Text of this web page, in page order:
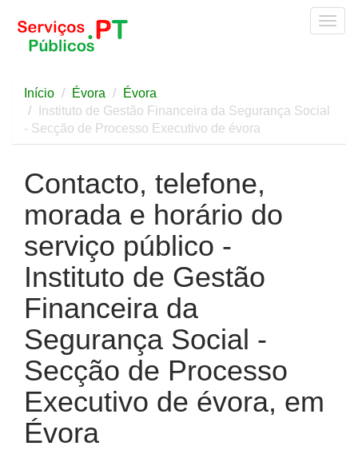
Início Évora
Évora
Instituto de Gestão Financeira da Segurança Social
- Secção de Processo Executivo de évora
Contacto, telefone,
morada e horário do
serviço público -
Instituto de Gestão
Financeira da
Segurança Social -
Secção de Processo
Executivo de évora, em
Évora